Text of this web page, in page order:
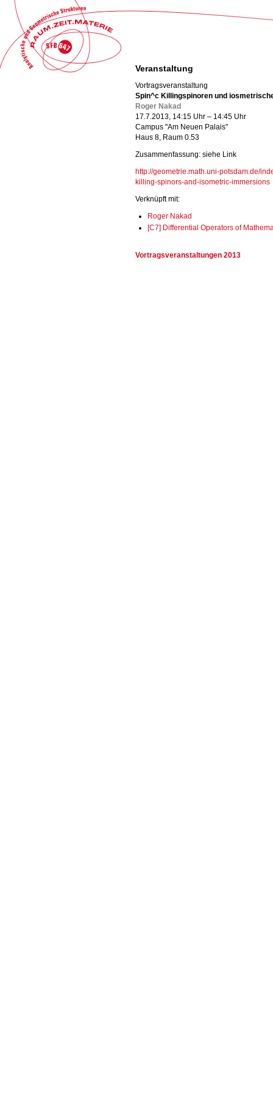
Veranstaltung
Vortragsveranstaltung
Spin^c Killingspinoren und
Roger Nakad
17.7.2013, 14:15 Uhr – 14:45 Uhr
Campus "Am Neuen Palais"
Haus 8, Raum 0.53
Zusammenfassung: siehe Link
http://geometrie.math.uni-potsdam.de/
killing-spinors-and-isometric-immersions
Verknüpft mit:
Roger Nakad
[C7] Differential Operators of
Vortragsveranstaltungen 2013